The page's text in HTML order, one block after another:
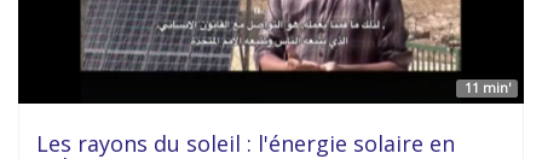
11 min'
Les rayons du soleil : l'énergie solaire en